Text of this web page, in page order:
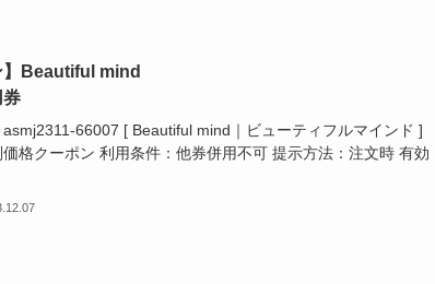
】Beautiful mind
66007 [ Beautiful mind｜ビューティフルマインド ]
格クーポン 利用条件：他券併用不可 提示方法：注文時 有効